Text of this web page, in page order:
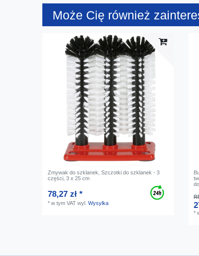
Może Cię również
Zmywak do szklanek, Szczotki do szklanek - 3
części, 3 x 25 cm
78,27 zł *
*w tym VAT wyl.Wysylka
*